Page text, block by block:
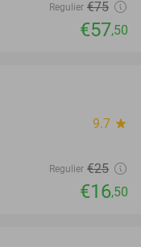
Regulier €75
€57,50
9.7 star
Regulier €25
€16,50